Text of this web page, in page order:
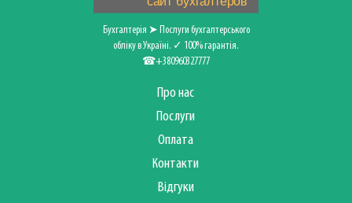
Бухгалтерія ➤ Послуги бухгалтерського
обліку в Україні. ✓ 100% гарантія.
☎+380960327777
Про нас
Послуги
Оплата
Контакти
Відгуки